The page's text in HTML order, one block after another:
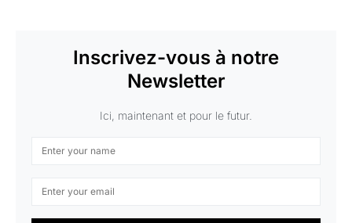
Inscrivez-vous à notre
Newsletter
Ici, maintenant et pour le futur.